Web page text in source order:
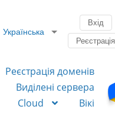
Українська
Вхід
Реєстрація
Реєстрація доменів
Виділені сервера
Cloud
Вікі